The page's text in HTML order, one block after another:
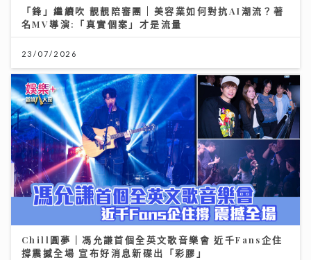
「鋒」繼續吹 靚靚陪審團 | 美容業如何對抗AI潮流？著
名MV導演:「真實個案」才是流量
23/07/2026
Chill圓夢｜馮允謙首個全英文歌音樂會 近千Fans企住
撐震撼全場 宣布好消息新碟出「彩膠」